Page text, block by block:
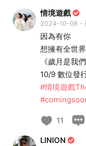
情境遊戲
2024-10-08・
因為有你
想擁有全世
《歲月是我
10/9 數位發
#情境遊戲
11
LINION